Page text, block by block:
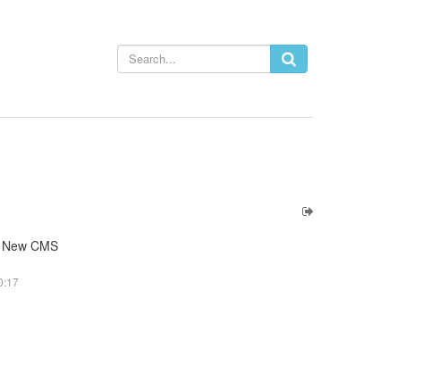
CMS